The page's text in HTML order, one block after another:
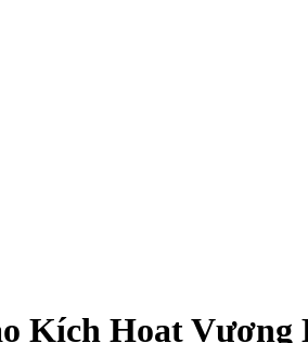
Kích Hoạt Vượng